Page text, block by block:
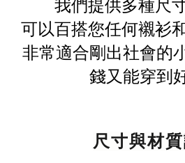
我們提供多種尺
可以百搭您任何襯衫
非常適合剛出社會的
錢又能穿到
尺寸與材